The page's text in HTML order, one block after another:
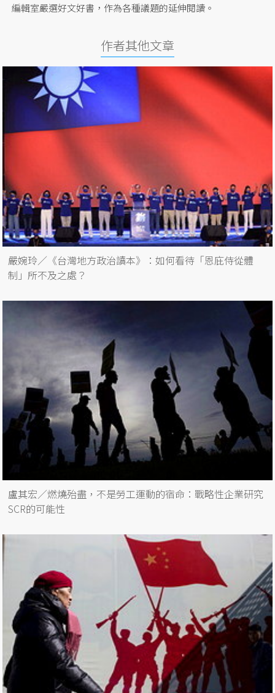
編輯室嚴選好文好書，作為各種議題的延伸閱讀。
作者其他文章
嚴婉玲／《台灣地方政治讀本》：如何看待「恩庇侍從體
制」所不及之處？
盧其宏／燃燒殆盡，不是勞工運動的宿命：戰略性企業研究
SCR的可能性